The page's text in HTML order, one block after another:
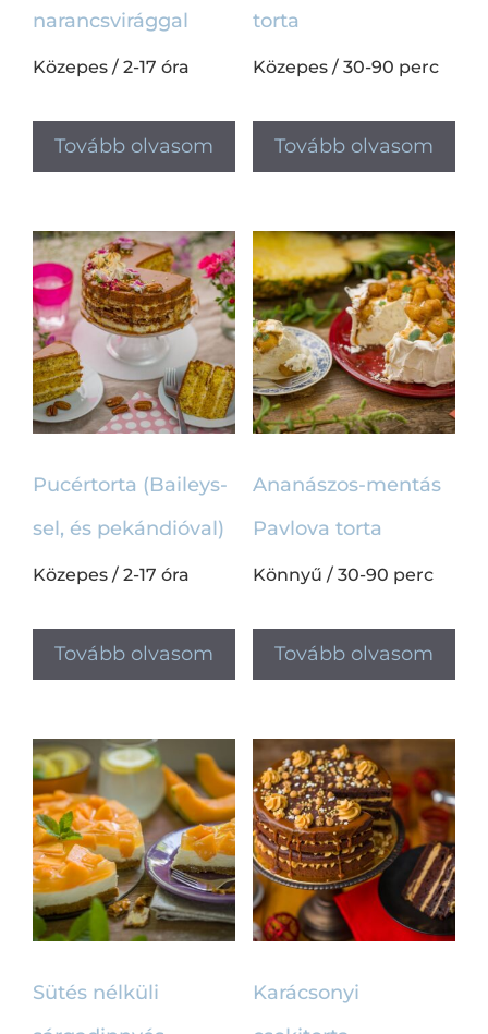
narancsvirággal
Közepes / 2-17 óra
Tovább olvasom
torta
Közepes/ 30-90 perc
Tovább olvasom
Pucértorta (Baileys-
sel, és pekándióval)
Közepes / 2-17 óra
Tovább olvasom
Ananászos-mentás
Pavlova torta
Könnyű / 30-90 perc
Tovább olvasom
Sütés nélküli
Karácsonyi